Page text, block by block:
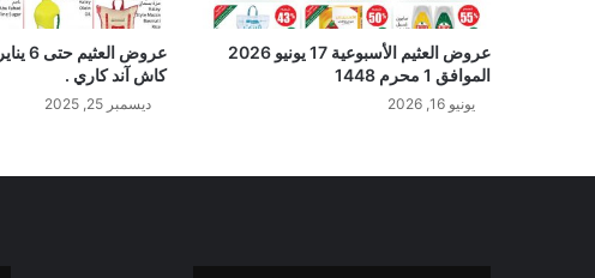
عروض العثيم الأسبوعية 17 يونيو 2026
الموافق 1 محرم 1448
يونيو 16, 2026
كاش آند كاري .
ديسمبر 25, 2025